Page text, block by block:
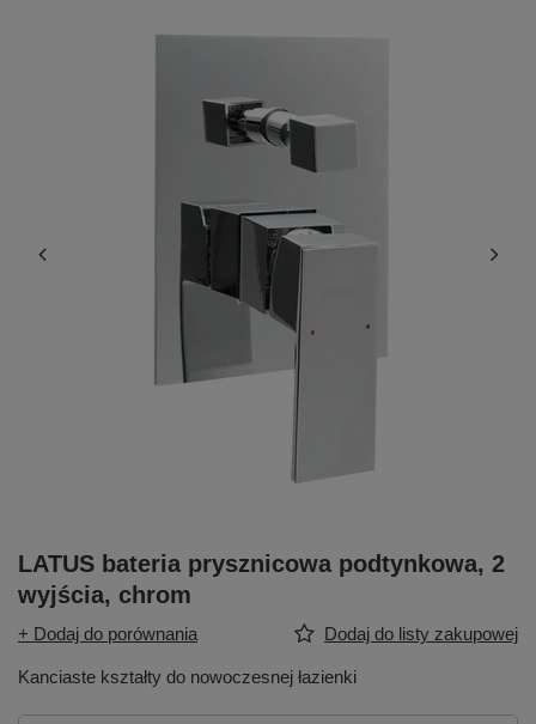
LATUS bateria prysznicowa podtynkowa, 2
wyjścia, chrom
+ Dodaj do porównania Dodaj do listy zakupowej
Kanciaste kształty do nowoczesnej łazienki